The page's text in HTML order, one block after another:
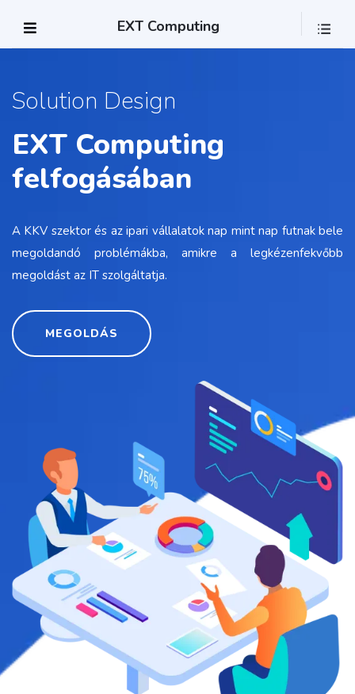
EXT Computing
Solution Design
EXT Computing
felfogásában
A KKV szektor és az ipari vállalatok nap mint nap futnak bele
megoldandó problémákba, amikre a legkézenfekvőbb
megoldást az IT szolgáltatja.
MEGOLDÁS